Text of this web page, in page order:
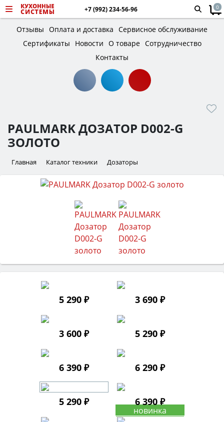
+7 (992) 234-56-96 0
Отзывы Оплата и доставка Сервисное обслуживание
Сертификаты
Новости О товаре Сотрудничество
Контакты
PAULMARK ДОЗАТОР D002-G
ЗОЛОТО
Главная Каталог техники Дозаторы
5 290 ₽ 3 690 ₽
3 600 ₽ 5 290 ₽
6 390 ₽ 6 290 ₽
5 290 ₽ 6 390 ₽